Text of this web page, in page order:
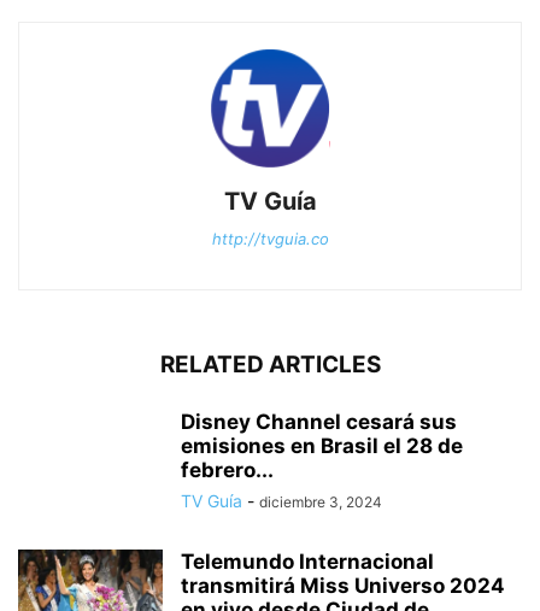
TV Guía
http://tvguia.co
RELATED ARTICLES
Disney Channel cesará sus
emisiones en Brasil el 28 de
febrero...
TV Guía - diciembre 3, 2024
Telemundo Internacional
transmitirá Miss Universo 2024